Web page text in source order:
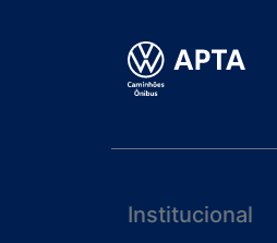
Institucional